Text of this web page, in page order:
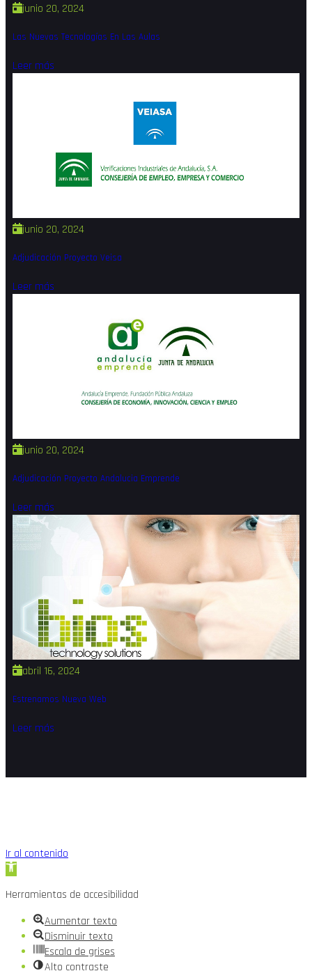
junio 20, 2024
Las Nuevas Tecnologías En Las Aulas
Leer más
junio 20, 2024
Adjudicación Proyecto Veisa
Leer más
junio 20, 2024
Adjudicación Proyecto Andalucia Emprende
Leer más
abril 16, 2024
Estrenamos Nueva Web
Leer más
Ir al contenido
Abrir
de
herramientas
Herramientas de accesibilidad
Aumentar texto
Disminuir texto
Escala de grises
Alto contraste